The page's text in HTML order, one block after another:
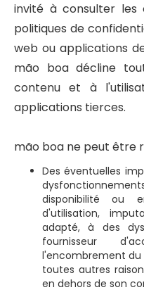
invité à consulter les
politiques de
web ou applications
mão boa décline
contenu et à
applications tierces.
mão boa ne peut être
Des éventuelles
disponibilité ou
d'utilisation,
adapté, à des
fournisseur
l'encombrement du
toutes autres
en dehors de son